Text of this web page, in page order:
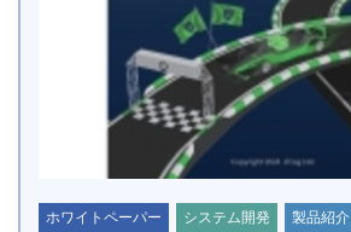
ホワイトペーパー システム開発 製品紹介